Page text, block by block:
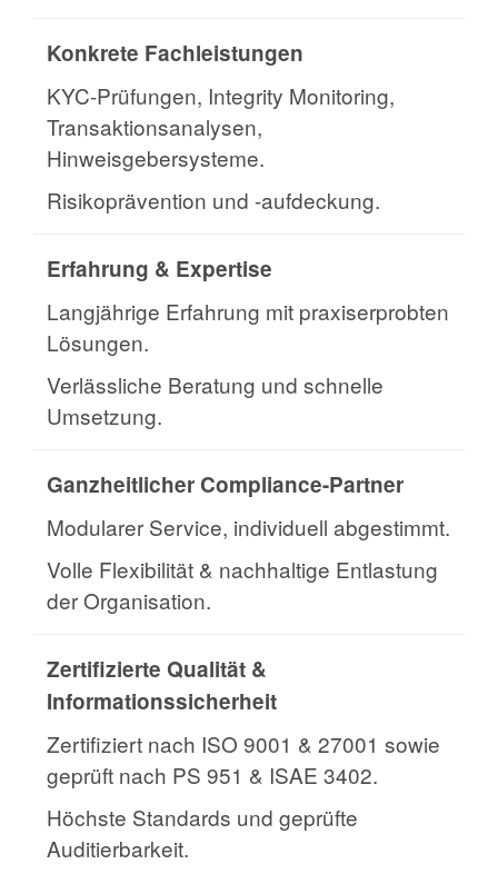
Konkrete Fachleistungen
KYC-Prüfungen, Integrity Monitoring,
Transaktionsanalysen,
Hinweisgebersysteme.
Risikoprävention und -aufdeckung.
Erfahrung & Expertise
Langjährige Erfahrung mit praxiserprobten
Lösungen.
Verlässliche Beratung und schnelle
Umsetzung.
Ganzheitlicher Compliance-Partner
Modularer Service, individuell abgestimmt.
Volle Flexibilität & nachhaltige Entlastung
der Organisation.
Zertifizierte Qualität &
Informationssicherheit
Zertifiziert nach ISO 9001 & 27001 sowie
geprüft nach PS 951 & ISAE 3402.
Höchste Standards und geprüfte
Auditierbarkeit.